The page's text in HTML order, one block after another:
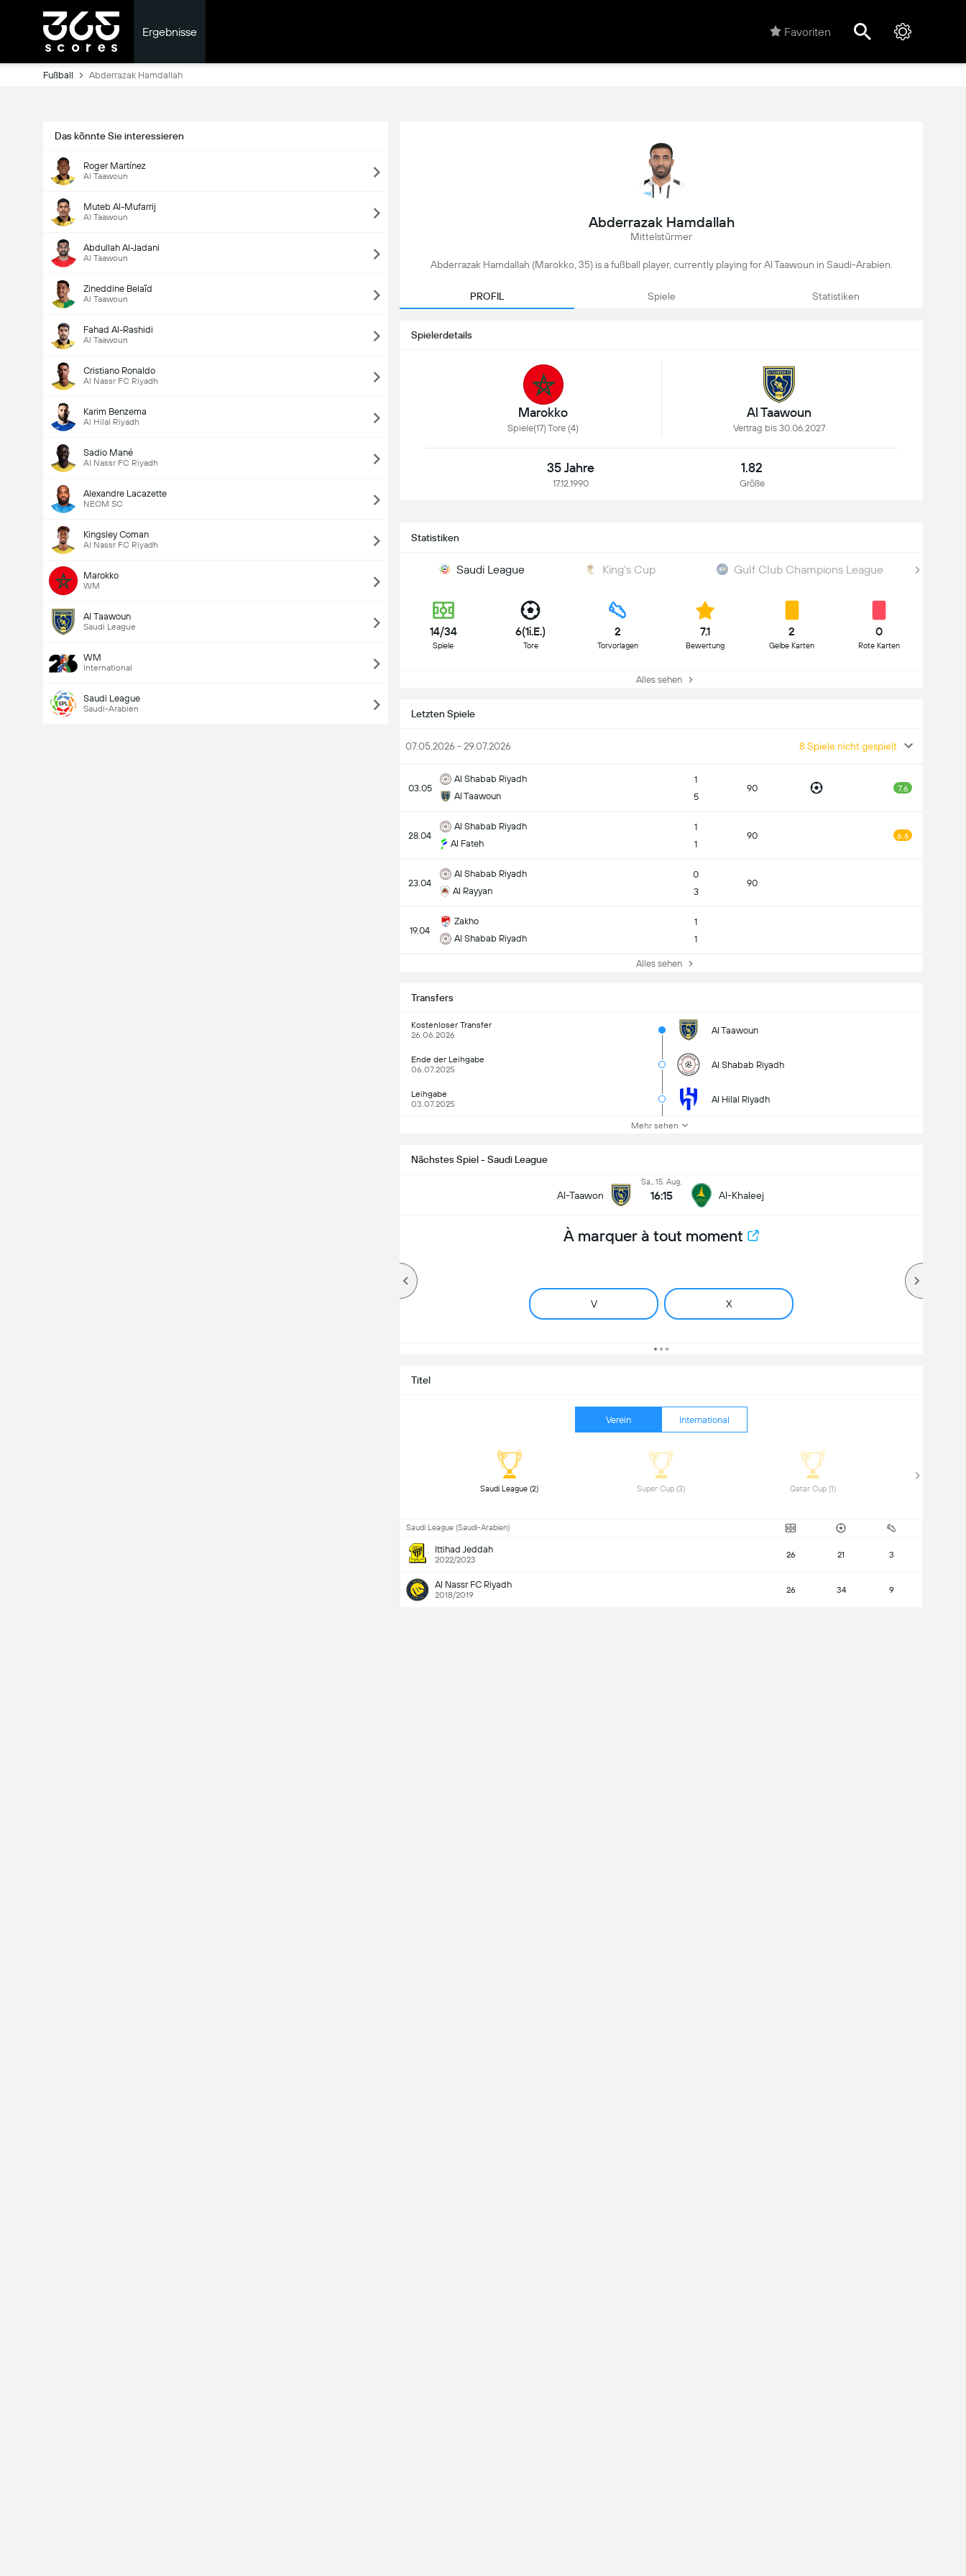
Ergebnisse Favoriten
Fußball Abderrazak Hamdallah
Das könnte Sie interessieren
Roger Martínez
Al Taawoun
Muteb Al-Mufarrij
Al Taawoun
Abdullah Al-Jadani
Al Taawoun
Zineddine Belaïd
Al Taawoun
Fahad Al-Rashidi
Al Taawoun
Cristiano Ronaldo
Al Nassr FC Riyadh
Karim Benzema
Al Hilal Riyadh
Sadio Mané
Al Nassr FC Riyadh
Alexandre Lacazette
NEOM SC
Kingsley Coman
Al Nassr FC Riyadh
Marokko
WM
Al Taawoun
Saudi League
WM
International
Saudi League
Saudi-Arabien
Abderrazak Hamdallah
Mittelstürmer
Abderrazak Hamdallah (Marokko, 35) is a fußball player, currently playing for Al Taawoun in Saudi-Arabien.
PROFIL Spiele Statistiken
Spielerdetails
Marokko
Spiele(17) Tore (4)
Al Taawoun
Vertrag bis 30.06.2027
35 Jahre
17.12.1990
1.82
Größe
Statistiken
Saudi League King's Cup Gulf Club Champions League
14/34
Spiele
6(1i.E.)
Tore
2
Torvorlagen
7.1
Bewertung
2
Gelbe Karten
0
Rote Karten
Alles sehen
Nächstes Spiel - Saudi League
Al-Taawon
Sa., 15. Aug.
16:15 Al-Khaleej
À marquer à tout moment
V X
Letzten Spiele
07.05.2026 - 29.07.2026 8 Spiele nicht gespielt
03.05
Al Shabab Riyadh
Al Taawoun
1
5
90 7.6
28.04
Al Shabab Riyadh
Al Fateh
1
1
90 6.6
23.04
Al Shabab Riyadh
Al Rayyan
0
3
90
19.04
Zakho
Al Shabab Riyadh
1
1
Alles sehen
Transfers
Kostenloser Transfer
26.06.2026
Al Taawoun
Ende der Leihgabe
06.07.2025
Al Shabab Riyadh
Leihgabe
03.07.2025
Al Hilal Riyadh
Mehr sehen
Titel
Verein International
Saudi League (Saudi-Arabien)
Ittihad Jeddah
2022/2023 26 21 3
Al Nassr FC Riyadh
2018/2019 26 34 9